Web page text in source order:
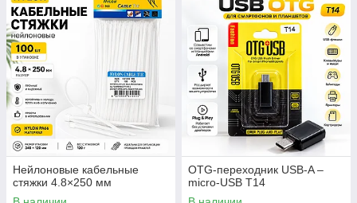
Нейлоновые кабельные
стяжки 4.8×250 мм
OTG-переходник USB-A –
micro-USB T14